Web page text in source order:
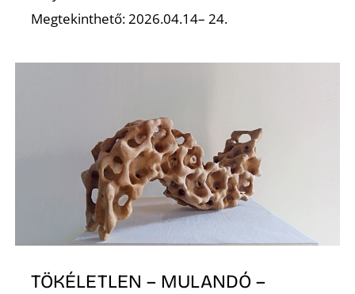
Megtekinthető: 2026.04.14– 24.
TÖKÉLETLEN – MULANDÓ –